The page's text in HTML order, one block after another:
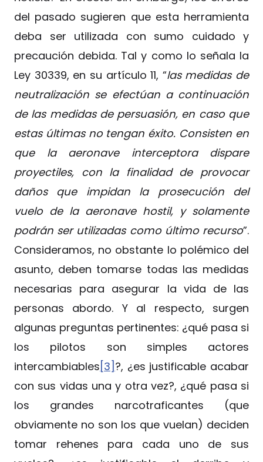
del pasado sugieren que esta herramienta
deba ser utilizada con sumo cuidado y
precaución debida. Tal y como lo señala la
Ley 30339, en su artículo 11, “las medidas de
neutralización se efectúan a continuación
de las medidas de persuasión, en caso que
estas últimas no tengan éxito. Consisten en
que la aeronave interceptora dispare
proyectiles, con la finalidad de provocar
daños que impidan la prosecución del
vuelo de la aeronave hostil, y solamente
podrán ser utilizadas como último recurso”.
Consideramos, no obstante lo polémico del
asunto, deben tomarse todas las medidas
necesarias para asegurar la vida de las
personas abordo. Y al respecto, surgen
algunas preguntas pertinentes: ¿qué pasa si
los pilotos son simples actores
intercambiables [3] ?, ¿es justificable acabar
con sus vidas una y otra vez?, ¿qué pasa si
los grandes narcotraficantes (que
obviamente no son los que vuelan) deciden
tomar rehenes para cada uno de sus